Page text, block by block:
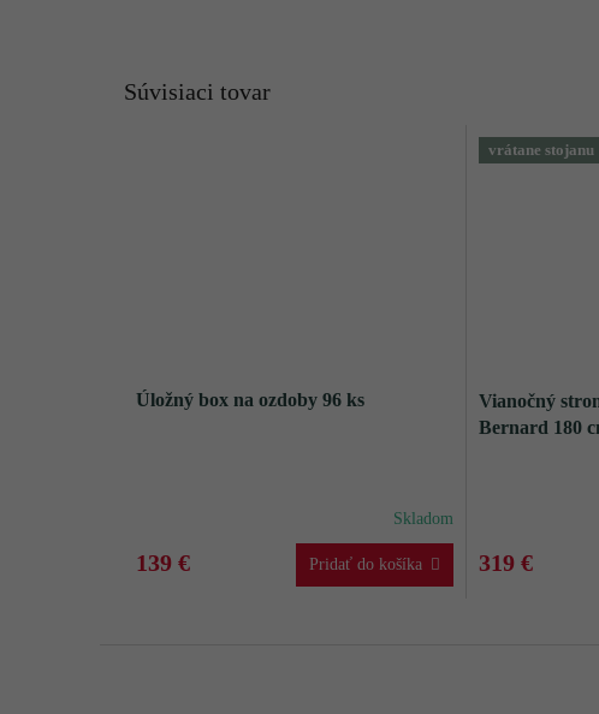
Súvisiaci tovar
Úložný box na ozdoby 96 ks
Skladom
139 €
vrátane stojanu
Vianočný
Bernard 180
319 €